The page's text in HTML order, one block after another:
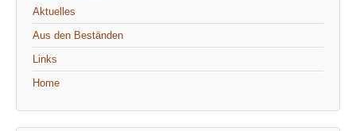
Aktuelles
Aus den Beständen
Links
Home